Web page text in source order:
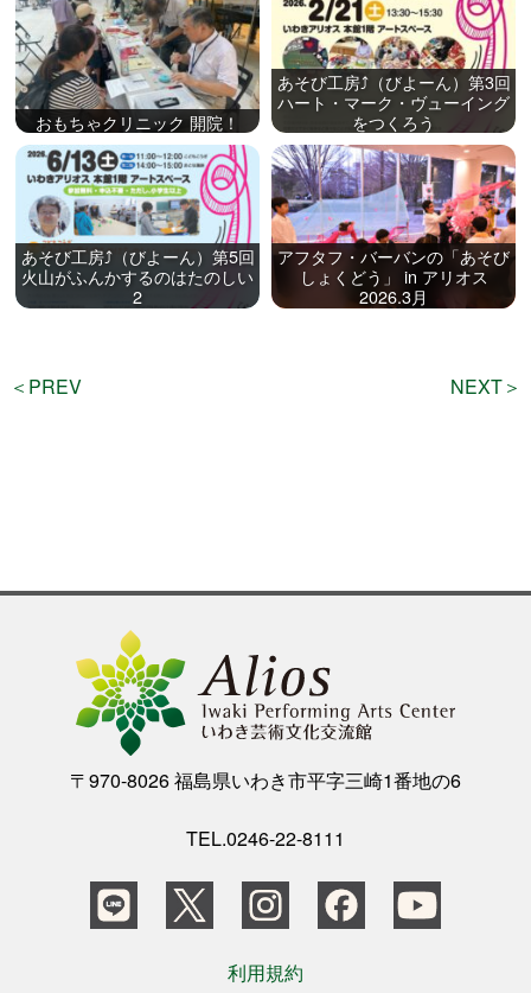
おもちゃクリニック 開院！
あそび工房⤴（びよーん）第3回
ハート・マーク・ヴューイング
をつくろう
あそび工房⤴（びよーん）第5回
火山がふんかするのはたのしい
2
アフタフ・バーバンの「あそび
しょくどう」 in アリオス
2026.3月
＜PREV NEXT＞
〒970-8026 福島県いわき市平字三崎1番地の6
TEL.0246-22-8111
利用規約